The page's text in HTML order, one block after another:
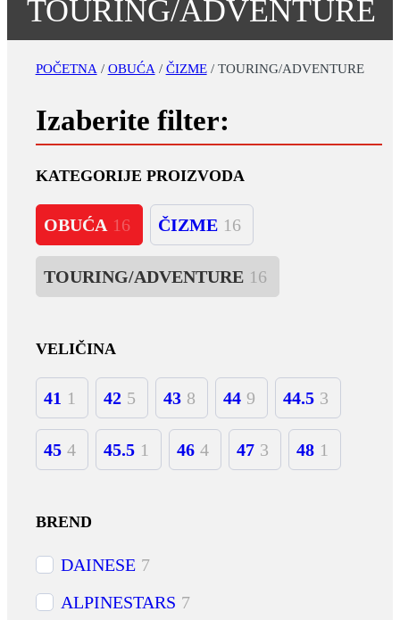
TOURING/ADVENTURE
POČETNA / OBUĆA / ČIZME/ TOURING/ADVENTURE
Izaberite filter:
KATEGORIJE PROIZVODA
OBUĆA 16 ČIZME 16
TOURING/ADVENTURE 16
VELIČINA
41 1 42 5 43 8 44 9 44.5 3
45 4 45.5 1 46 4 47 3 48 1
BREND
DAINESE 7
ALPINESTARS 7